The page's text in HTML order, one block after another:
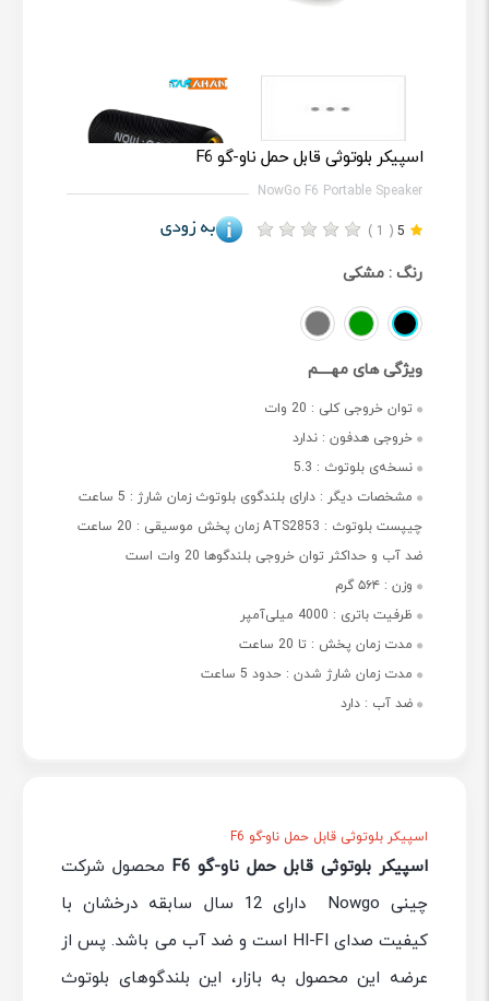
اسپیکر بلوتوثی قابل حمل ناو-گو F6
NowGo F6 Portable Speaker
5
( 1 )
رنگ : مشکی
ویژگی های مهــــم
توان خروجی کلی : 20 وات
خروجی هدفون : ندارد
نسخه‌ی بلوتوث : 5.3
مشخصات دیگر :
دارای بلندگوی بلوتوث زمان شارژ : 5 ساعت
چیپست بلوتوث : ATS2853 زمان پخش موسیقی : 20 ساعت
ضد آب و حداکثر توان خروجی بلندگوها 20 وات است
وزن : ۵۶۴ گرم
ظرفیت باتری : 4000 میلی‌آمپر
مدت زمان پخش : تا 20 ساعت
مدت زمان شارژ شدن : حدود 5 ساعت
ضد آب : دارد
اسپیکر بلوتوثی قابل حمل ناو-گو F6
اسپیکر بلوتوثی قابل حمل ناو-گو F6
محصول شرکت
چینی Nowgo دارای 12 سال سابقه درخشان با
کیفیت صدای HI-FI است و ضد آب می باشد. پس از
عرضه این محصول به بازار، این بلندگوهای بلوتوث